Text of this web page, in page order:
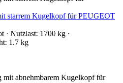
starrem Kugelkopf für PEUGEOT
· Nutzlast: 1700 kg ·
1.7 kg